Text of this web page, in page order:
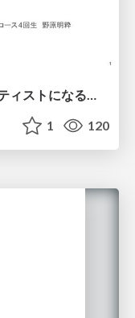
1 120